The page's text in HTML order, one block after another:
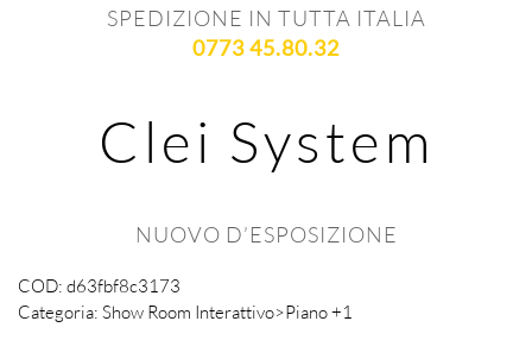
SPEDIZIONE IN TUTTA ITALIA
0773 45.80.32
Clei System
NUOVO D’ESPOSIZIONE
COD: d63fbf8c3173
Categoria: Show Room Interattivo>Piano +1